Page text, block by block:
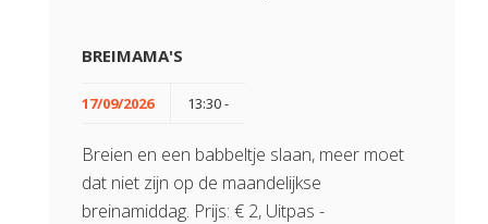
BREIMAMA'S
17/09/2026 13:30 -
Breien en een babbeltje slaan, meer moet
dat niet zijn op de maandelijkse
breinamiddag. Prijs: € 2, Uitpas -